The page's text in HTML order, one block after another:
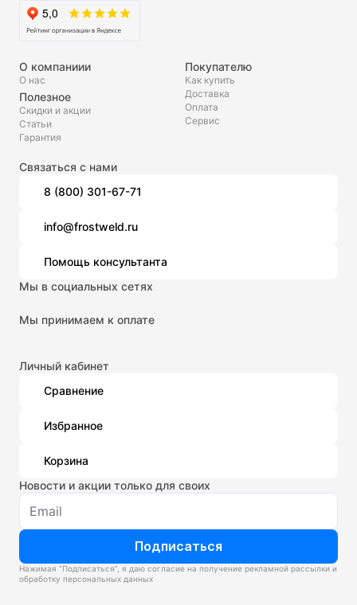
О компаниии
О нас
Полезное
Скидки и акции
Статьи
Гарантия
Покупателю
Как купить
Доставка
Оплата
Сервис
Связаться с нами
8 (800) 301-67-71
info@frostweld.ru
Помощь консультанта
Мы в социальных сетях
Мы принимаем к оплате
Личный кабинет
Сравнение
Избранное
Корзина
Новости и акции только для своих
Подписаться
Нажимая “Подписаться”, я даю согласие на получение рекламной рассылки и
обработку персональных данных